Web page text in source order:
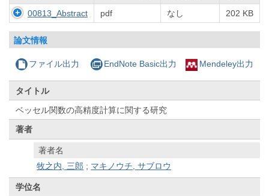
00813_Abstract pdf なし 202 KB
論文情報
ファイル出力 EndNote Basic出力 Mendeley出力
タイトル
ベッセル関数の高精度計算に関する研究
著者
著者名
牧之内, 三郎 ; マキノウチ, サブロウ
学位名